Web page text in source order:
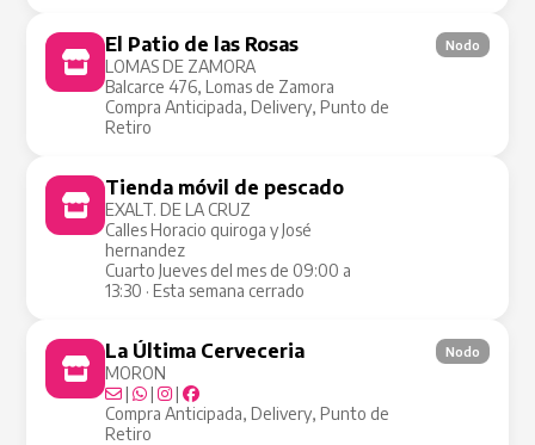
El Patio de las Rosas
LOMAS DE ZAMORA
Balcarce 476, Lomas de Zamora
Compra Anticipada, Delivery, Punto de
Retiro
Nodo
Tienda móvil de pescado
EXALT. DE LA CRUZ
Calles Horacio quiroga y José
hernandez
Cuarto Jueves del mes de 09:00 a
13:30 · Esta semana cerrado
La Última Cerveceria
MORON
|
|
|
Compra Anticipada, Delivery, Punto de
Retiro
Nodo